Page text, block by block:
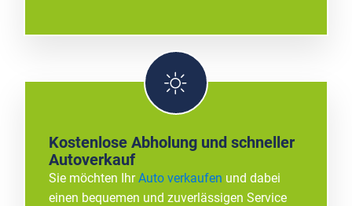
Kostenlose Abholung und schneller
Autoverkauf
Sie möchten IhrAuto verkaufen und dabei
einen bequemen und zuverlässigen Service